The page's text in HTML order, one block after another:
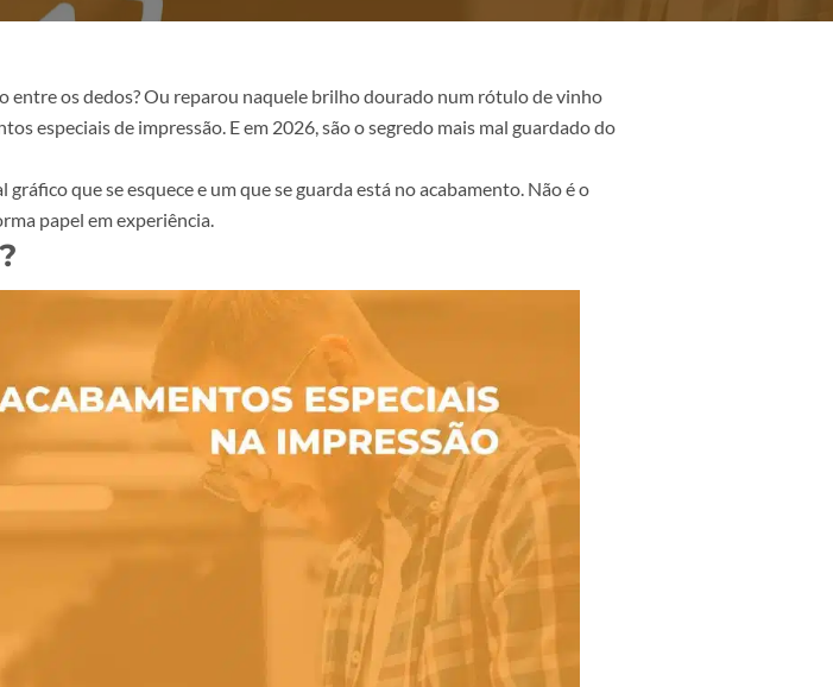
passá-lo entre os dedos? Ou reparou naquele brilho dourado num rótulo de vinho
acabamentos especiais de impressão. E em 2026, são o segredo mais mal guardado do
gráfico que se esquece e um que se guarda está no acabamento. Não é o
transforma papel em experiência.